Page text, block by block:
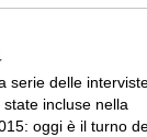
serie delle
incluse nella
oggi è il turno